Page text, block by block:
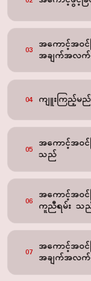
03 အကောင့်အဝင်
အချက်အလက်
04 ကျူးကြည့်မ
05 အကောင့်အဝ
သည်
06 အကောင့်အဝ
ကူညီရမ်း သ
07 အကောင့်အဝင်
အချက်အလက်